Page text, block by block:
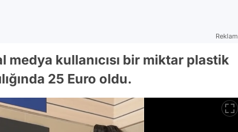
Reklam
kullanıcısı bir miktar plastik
25 Euro oldu.